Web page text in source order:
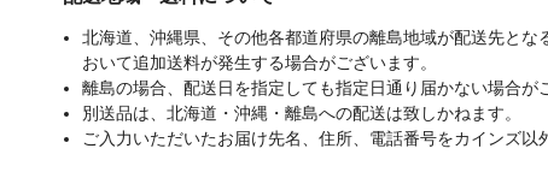
北海道、沖縄県、その他各都道府県の離島地域が配送先と
おいて追加送料が発生する場合がございます。
離島の場合、配送日を指定しても指定日通り届かない場合が
別送品は、北海道・沖縄・離島への配送は致しかねます。
ご入力いただいたお届け先名、住所、電話番号をカインズ